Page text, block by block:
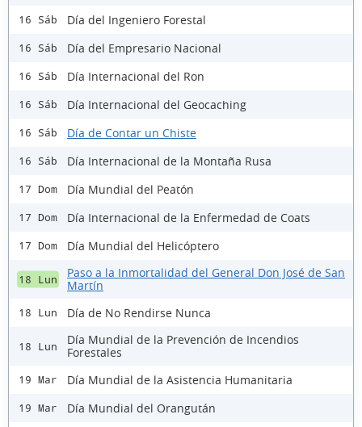
16 Sáb Día del Ingeniero Forestal
16 Sáb Día del Empresario Nacional
16 Sáb Día Internacional del Ron
16 Sáb Día Internacional del Geocaching
16 Sáb Día de Contar un Chiste
16 Sáb Día Internacional de la Montaña Rusa
17 Dom Día Mundial del Peatón
17 Dom Día Internacional de la Enfermedad de Coats
17 Dom Día Mundial del Helicóptero
18 Lun
Paso a la Inmortalidad del General Don José de San
Martín
18 Lun Día de No Rendirse Nunca
18 Lun
Día Mundial de la Prevención de Incendios
Forestales
19 Mar Día Mundial de la Asistencia Humanitaria
19 Mar Día Mundial del Orangután